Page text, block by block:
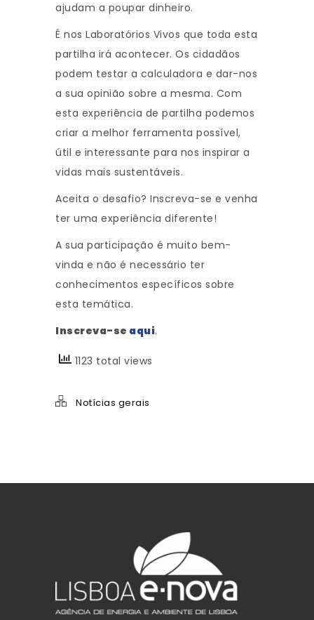
ajudam a poupar dinheiro.
É nos Laboratórios Vivos que toda esta
partilha irá acontecer. Os cidadãos
podem testar a calculadora e dar-nos
a sua opinião sobre a mesma. Com
esta experiência de partilha podemos
criar a melhor ferramenta possível,
útil e interessante para nos inspirar a
vidas mais sustentáveis.
Aceita o desafio? Inscreva-se e venha
ter uma experiência diferente!
A sua participação é muito bem-
vinda e não é necessário ter
conhecimentos específicos sobre
esta temática.
Inscreva-se aqui.
1123 total views
Notícias gerais